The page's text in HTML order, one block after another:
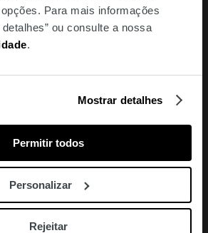
Para mais informações
ou consulte a nossa
.
Mostrar detalhes
Permitir todos
Personalizar
Rejeitar
Calle Málaga
M/14
Homem-Aranha - Um
Novo Dia